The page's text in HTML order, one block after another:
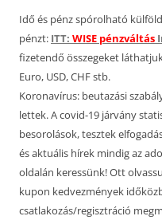
Idő és pénz spórolható
pénzt: ITT: WISE pénzváltás
fizetendő összegeket
Euro, USD, CHF stb.
Koronavírus: beutazási
lettek. A covid-19 járvány
besorolások, tesztek
és aktuális hírek mindig az
oldalán keressünk! Ott
kupon kedvezmények
csatlakozás/regisztráció